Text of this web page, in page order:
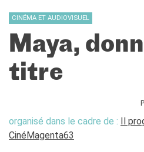
Cours
Cours intensifs
français
Ateliers
Cours de
CINÉMA ET AUDIOVISUEL
Maya,
titre
organisé dans le cadre de : Il
CinéMagenta63